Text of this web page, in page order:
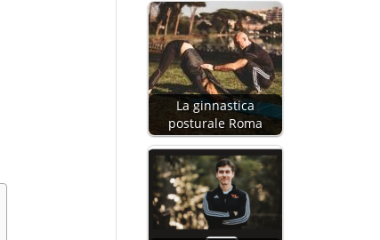
La ginnastica
posturale Roma